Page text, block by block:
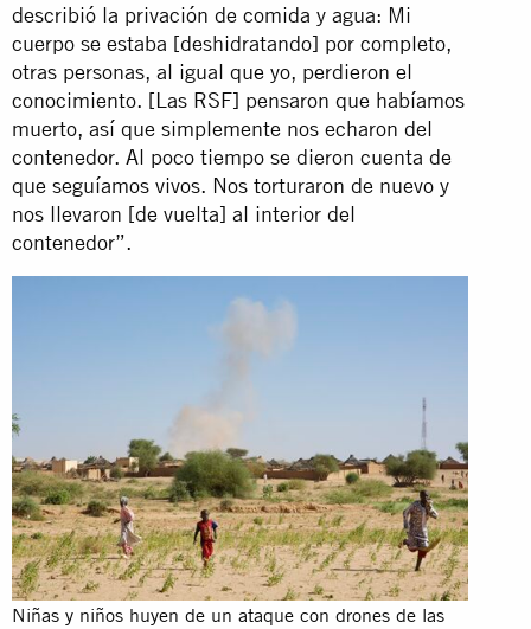
describió la privación de comida y agua: Mi
cuerpo se estaba [deshidratando] por completo,
otras personas, al igual que yo, perdieron el
conocimiento. [Las RSF] pensaron que habíamos
muerto, así que simplemente nos echaron del
contenedor. Al poco tiempo se dieron cuenta de
que seguíamos vivos. Nos torturaron de nuevo y
nos llevaron [de vuelta] al interior del
contenedor”.
Niñas y niños huyen de un ataque con drones de las